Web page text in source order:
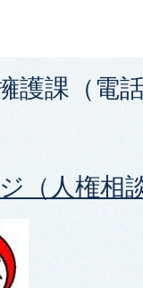
護課（電
（人権相